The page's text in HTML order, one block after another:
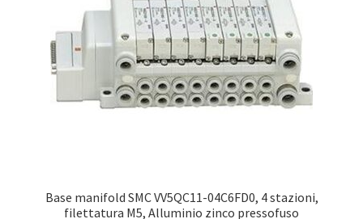
Base manifold SMC VV5QC11-04C6FD0, 4 stazioni,
filettatura M5, Alluminio zinco pressofuso